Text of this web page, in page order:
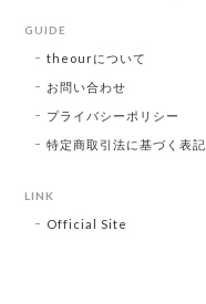
GUIDE
theourについて
お問い合わせ
プライバシーポリシー
特定商取引法に基づく表記
LINK
Official Site